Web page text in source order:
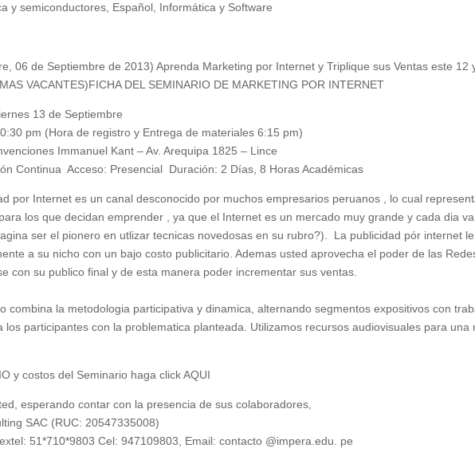
y semiconductores Español Informática y Software
06 de Septiembre de 2013) Aprenda Marketing por Internet y Triplique sus Ventas este 12
VACANTES)FICHA DEL SEMINARIO DE MARKETING POR INTERNET
13 de Septiembre
pm (Hora de registro y Entrega de materiales 6:15 pm)
Immanuel Kant – Av. Arequipa 1825 – Lince
Continua Acceso: Presencial Duración: 2 Días, 8 Horas Académicas
por Internet es un canal desconocido por muchos empresarios peruanos , lo cual
los que decidan emprender , ya que el Internet es un mercado muy grande y cada dia va
ser el pionero en utlizar tecnicas novedosas en su rubro?). La publicidad pór internet le
a su nicho con un bajo costo publicitario. Ademas usted aprovecha el poder de las
con su publico final y de esta manera poder incrementar sus ventas.
combina la metodologia participativa y dinamica, alternando segmentos expositivos con
los participantes con la problematica planteada. Utilizamos recursos audiovisuales para una
y costos del Seminario haga click AQUI
esperando contar con la presencia de sus colaboradores,
SAC (RUC: 20547335008)
51*710*9803 Cel: 947109803, Email: contacto @impera.edu. pe